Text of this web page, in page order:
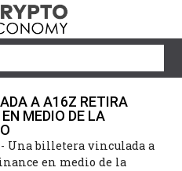
A A16Z RETIRA
MEDIO DE LA
- Una billetera vinculada a
en medio de la